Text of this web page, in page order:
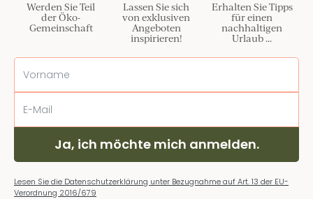
Werden Sie Teil
der Öko-
Gemeinschaft
Lassen Sie sich
von exklusiven
Angeboten
inspirieren!
Erhalten Sie Tipps
für einen
nachhaltigen
Urlaub ...
Ja, ich möchte mich anmelden.
Lesen Sie die Datenschutzerklärung unter Bezugnahme auf Art. 13 der EU-
Verordnung 2016/679